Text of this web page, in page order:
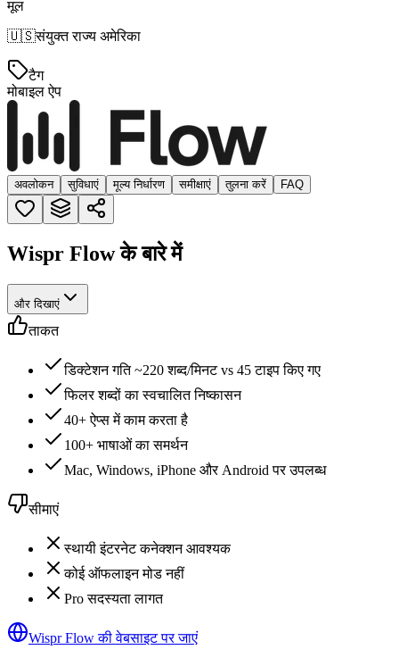
मूल
🇺🇸संयुक्त राज्य अमेरिका
टैग
मोबाइल ऐप
अवलोकन सुविधाएं मूल्य निर्धारण समीक्षाएं तुलना करें FAQ
Wispr Flow के बारे में
और दिखाएं
ताकत
डिक्टेशन गति ~220 शब्द/मिनट vs 45 टाइप किए गए
फिलर शब्दों का स्वचालित निष्कासन
40+ ऐप्स में काम करता है
100+ भाषाओं का समर्थन
Mac, Windows, iPhone और Android पर उपलब्ध
सीमाएं
स्थायी इंटरनेट कनेक्शन आवश्यक
कोई ऑफलाइन मोड नहीं
Pro सदस्यता लागत
Wispr Flow की वेबसाइट पर जाएं